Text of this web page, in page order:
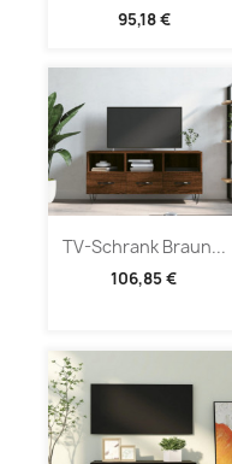
95,18 €
TV-Schrank Braun...
106,85 €